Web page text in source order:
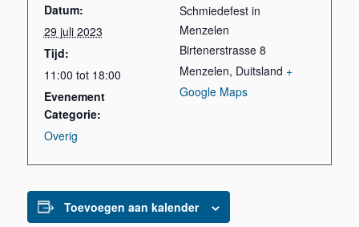
Datum:
29 juli 2023
Tijd:
11:00 tot 18:00
Evenement
Categorie:
Overig
Schmiedefest in
Menzelen
Birtenerstrasse 8
Menzelen, Duitsland +
Google Maps
Toevoegen aan kalender